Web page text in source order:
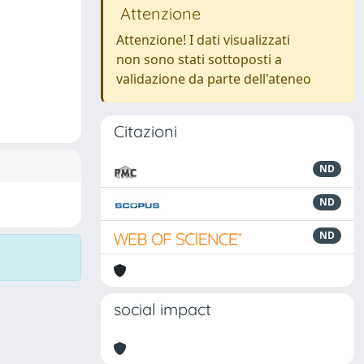
Attenzione
Attenzione! I dati visualizzati
non sono stati sottoposti a
validazione da parte dell'ateneo
Citazioni
ND
ND
ND
social impact